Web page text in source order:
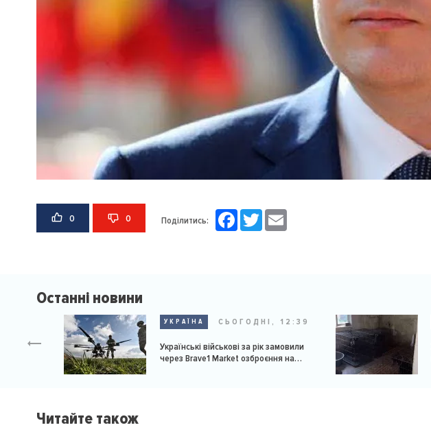
0 0 Поділитись: FacebookTwitter
Останні новини
УКРАЇНА СЬОГОДНІ, 12:39
Українські військові за рік замовили
через Brave1 Market озброєння на
Читайте також